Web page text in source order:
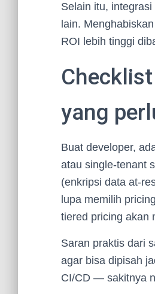
Selain itu,
lain.
ROI lebih tinggi
yang
Buat developer,
atau single-tenant
(enkripsi data at-
lupa memilih
tiered pricing akan
Saran praktis dari
agar bisa dipisah
CI/CD — sakitnya